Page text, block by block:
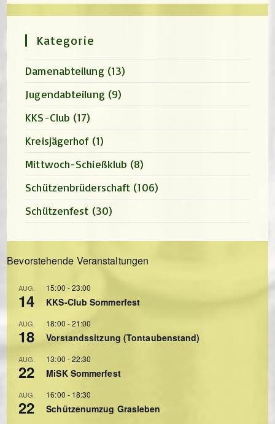
Kategorie
Damenabteilung (13)
Jugendabteilung (9)
KKS-Club (17)
Kreisjägerhof (1)
Mittwoch-Schießklub (8)
Schützenbrüderschaft (106)
Schützenfest (30)
Bevorstehende Veranstaltungen
AUG.
14
15:00 -23:00
KKS-Club Sommerfest
AUG.
18
18:00 -21:00
Vorstandssitzung (Tontaubenstand)
AUG.
22
13:00 -22:30
MiSK Sommerfest
AUG.
22
16:00 - 18:30
Schützenumzug Grasleben